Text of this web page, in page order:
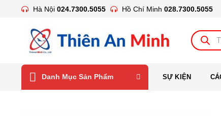
Hà Nội 024.7300.5055 Hồ Chí Minh 028.7300.5055
Tìm
kiếm
sản
phẩm
Danh Mục Sản Phẩm SỰ KIỆN